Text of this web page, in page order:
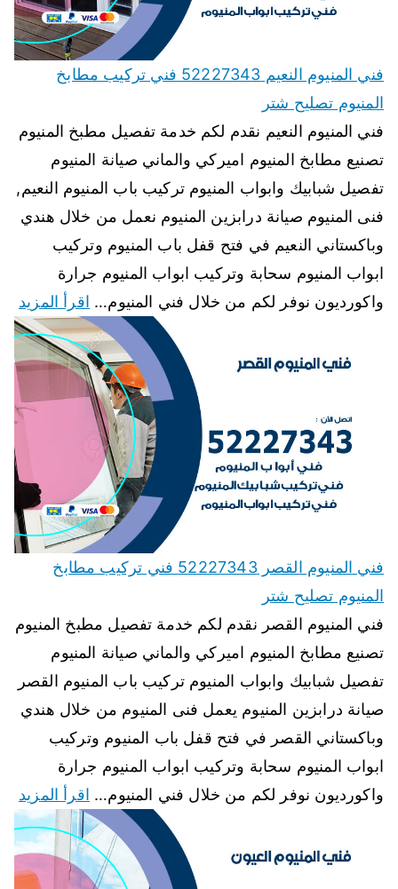
فني المنيوم النعيم 52227343 فني تركيب مطابخ
المنيوم تصليح شتر
فني المنيوم النعيم نقدم لكم خدمة تفصيل مطبخ المنيوم
تصنيع مطابخ المنيوم اميركي والماني صيانة المنيوم
تفصيل شبابيك وابواب المنيوم تركيب باب المنيوم النعيم,
فنى المنيوم صيانة درابزين المنيوم نعمل من خلال هندي
وباكستاني النعيم في فتح قفل باب المنيوم وتركيب
ابواب المنيوم سحابة وتركيب ابواب المنيوم جرارة
واكورديون نوفر لكم من خلال فني المنيوم… اقرأ المزيد
فني المنيوم القصر 52227343 فني تركيب مطابخ
المنيوم تصليح شتر
فني المنيوم القصر نقدم لكم خدمة تفصيل مطبخ المنيوم
تصنيع مطابخ المنيوم اميركي والماني صيانة المنيوم
تفصيل شبابيك وابواب المنيوم تركيب باب المنيوم القصر
صيانة درابزين المنيوم يعمل فنى المنيوم من خلال هندي
وباكستاني القصر في فتح قفل باب المنيوم وتركيب
ابواب المنيوم سحابة وتركيب ابواب المنيوم جرارة
واكورديون نوفر لكم من خلال فني المنيوم… اقرأ المزيد